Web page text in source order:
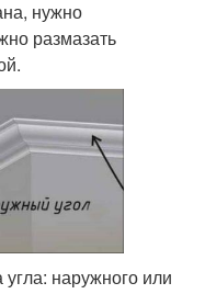
нужно
размазать
угла: наружного или